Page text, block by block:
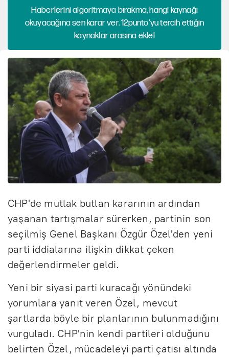
Haberlerini algoritmaya bırakma, hangi kaynağı
okuyacağına sen karar ver. 12punto'yu tercih ettiğin
kaynaklar arasına ekle!
CHP'de mutlak butlan kararının ardından
yaşanan tartışmalar sürerken, partinin son
seçilmiş Genel Başkanı Özgür Özel'den yeni
parti iddialarına ilişkin dikkat çeken
değerlendirmeler geldi.
Yeni bir siyasi parti kuracağı yönündeki
yorumlara yanıt veren Özel, mevcut
şartlarda böyle bir planlarının bulunmadığını
vurguladı. CHP'nin kendi partileri olduğunu
belirten Özel, mücadeleyi parti çatısı altında